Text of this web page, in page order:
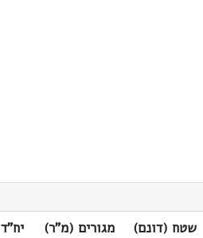
שטח (דונם) מגורים (מ"ר) יח"ד